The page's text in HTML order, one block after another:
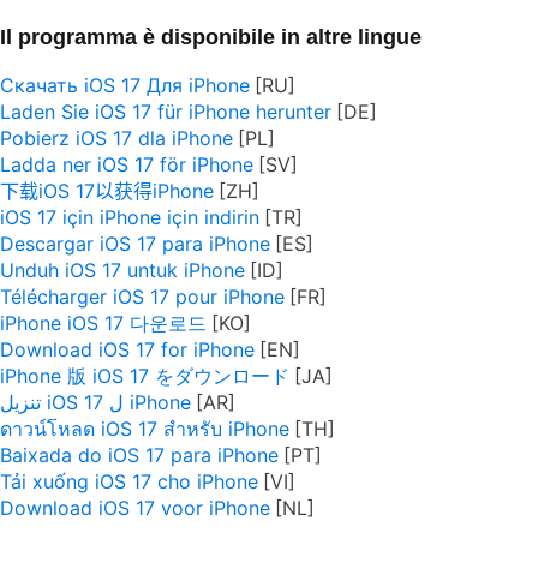
Il programma è disponibile in altre lingue
Скачать iOS 17 Для iPhone
Laden Sie iOS 17 für iPhone herunter
Pobierz iOS 17 dla iPhone
Ladda ner iOS 17 för iPhone
下载iOS 17以获得iPhone
iOS 17 için iPhone için indirin
Descargar iOS 17 para iPhone
Unduh iOS 17 untuk iPhone
Télécharger iOS 17 pour iPhone
iPhone iOS 17 다운로드
Download iOS 17 for iPhone
iPhone 版 iOS 17 をダウンロード
تنزيل iOS 17 ل iPhone
ดาวน์โหลด iOS 17 สำหรับ iPhone
Baixada do iOS 17 para iPhone
Tải xuống iOS 17 cho iPhone
Download iOS 17 voor iPhone